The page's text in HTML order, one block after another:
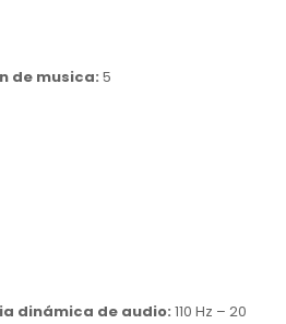
de musica: 5
dinámica de audio: 110 Hz – 20